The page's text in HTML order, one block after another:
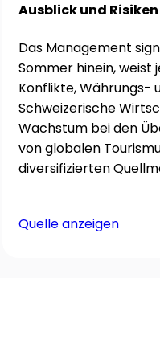
Ausblick und Risiken
Das Management
Sommer hinein, weist
Konflikte, Währungs-
Schweizerische
Wachstum bei den
von globalen
diversifizierten
Quelle anzeigen